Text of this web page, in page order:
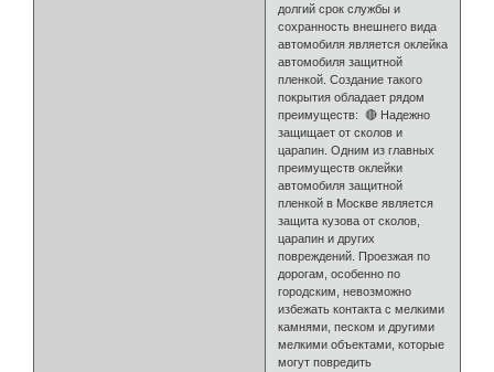
долгий срок службы и
сохранность внешнего вида
автомобиля является оклейка
автомобиля защитной
пленкой. Создание такого
покрытия обладает рядом
преимуществ: 🔴 Надежно
защищает от сколов и
царапин. Одним из главных
преимуществ оклейки
автомобиля защитной
пленкой в Москве является
защита кузова от сколов,
царапин и других
повреждений. Проезжая по
дорогам, особенно по
городским, невозможно
избежать контакта с мелкими
камнями, песком и другими
мелкими объектами, которые
могут повредить